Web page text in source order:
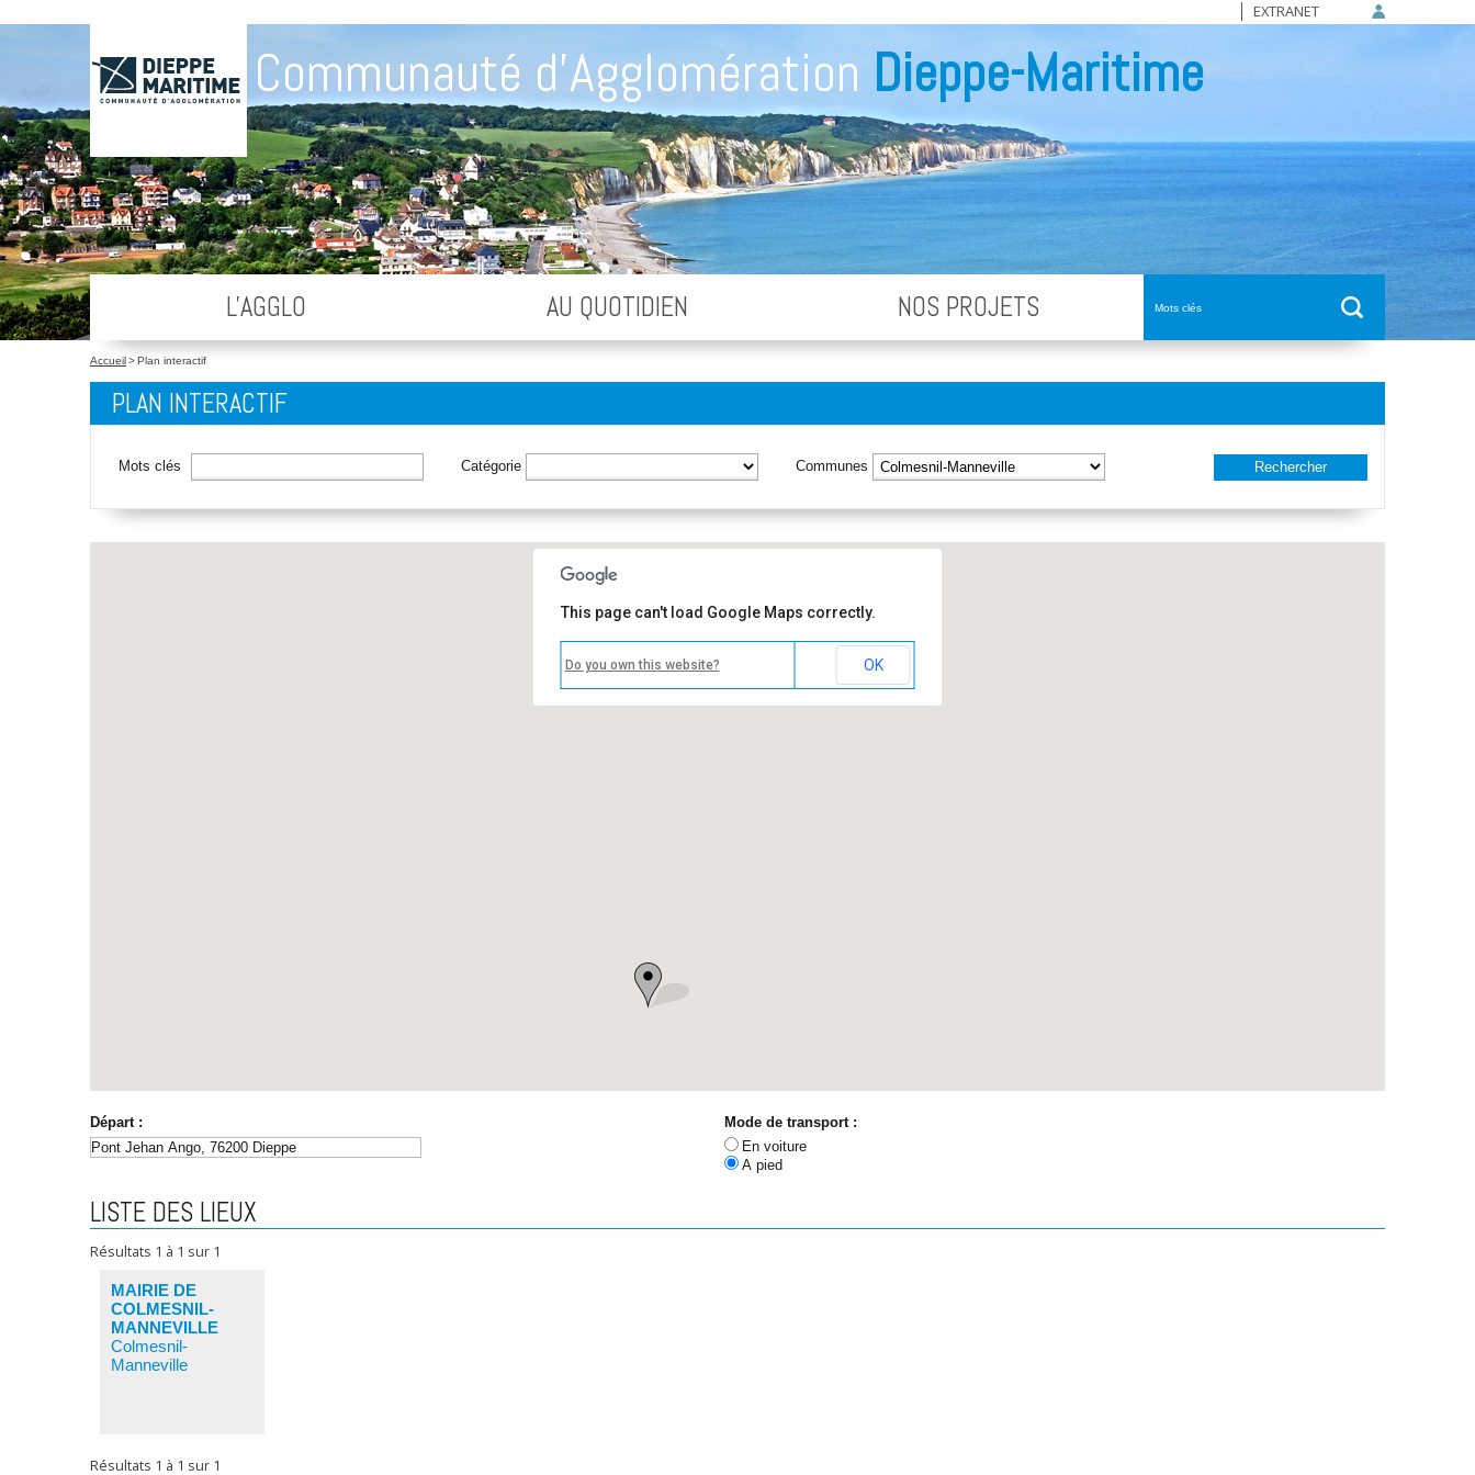
Communauté d'Agglomération Dieppe-Maritime
EXTRANET
Accueil>Plan interactif
L'AGGLO AU QUOTIDIEN NOS PROJETS
PLAN INTERACTIF
Mots clés Catégorie Communes Rechercher
This page can't load Google Maps correctly.
Do you own this website? OK
Départ :
Mode de transport :
En voiture
A pied
LISTE DES LIEUX
Résultats 1 à 1 sur 1
MAIRIE DE
COLMESNIL-
MANNEVILLE
Colmesnil-
Manneville
Résultats 1 à 1 sur 1